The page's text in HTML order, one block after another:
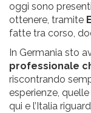
oggi sono
ottenere, tramite
fatte tra corso,
In Germania sto
professionale
riscontrando
esperienze,
qui e l’Italia